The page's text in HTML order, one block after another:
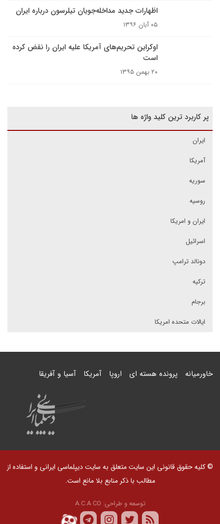
اظهارات جدید مداخله‌جویان تیلرسون درباره ایران
۰۵ آبان ۱۳۹۶
اوکراین تحریم‌های آمریکا علیه ایران را نقض کرده
است
۲۰ بهمن ۱۳۹۵
پر کاربرد ترین کلید واژه ها
ایران
آمریکا
سوریه
روسیه
ایران و امریکا
اسرائیل
دونالد ترامپ
ترکیه
برجام
ایالات متحده امریکا
خاورمیانه پرونده هسته ای اروپا آمریکا آسیا و آفریقا
© کلیه حقوق قانونی این سایت متعلق به سایت دیپلماسی ایرانی و استفاده از
مطالب با ذکر منابع بلا مانع است.
توسعه و طراحی: A.C.A CO